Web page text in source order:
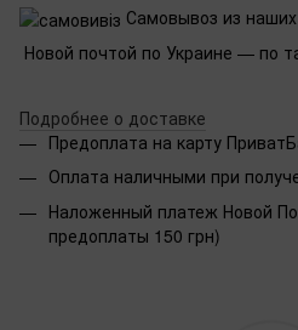
Самовывоз из
Новой почтой по Украине — по
Подробнее о доставке
Предоплата на карту
Оплата наличными при
Наложенный платеж Новой
предоплаты 150 грн)